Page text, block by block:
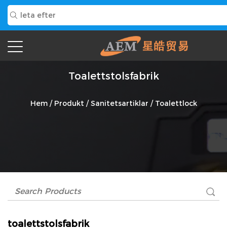
Toalettstolsfabrik
Hem/ Produkt /Sanitetsartiklar / Toalettlock
toalettstolsfabrik